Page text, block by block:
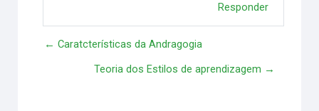
Responder
← Caratcterísticas da Andragogia
Teoria dos Estilos de aprendizagem →